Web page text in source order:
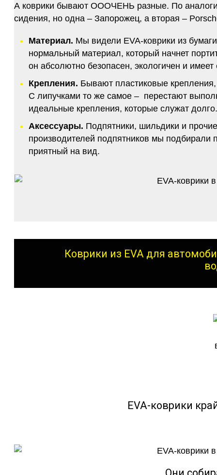
А коврики бывают ОООЧЕНЬ разные. По
сидения, но одна – Запорожец, а вторая –
Материал. Мы видели EVA-коврики из
нормальный материал, который начнет
он абсолютно безопасен, экологичен и
Крепления. Бывают пластиковые
С липучками то же самое – перестают
идеальные крепления, которые служат
Аксессуары. Подпятники, шильдики и
производителей подпятников мы подбирали
приятный на вид.
Коврики из EVA для
EVA-коврики